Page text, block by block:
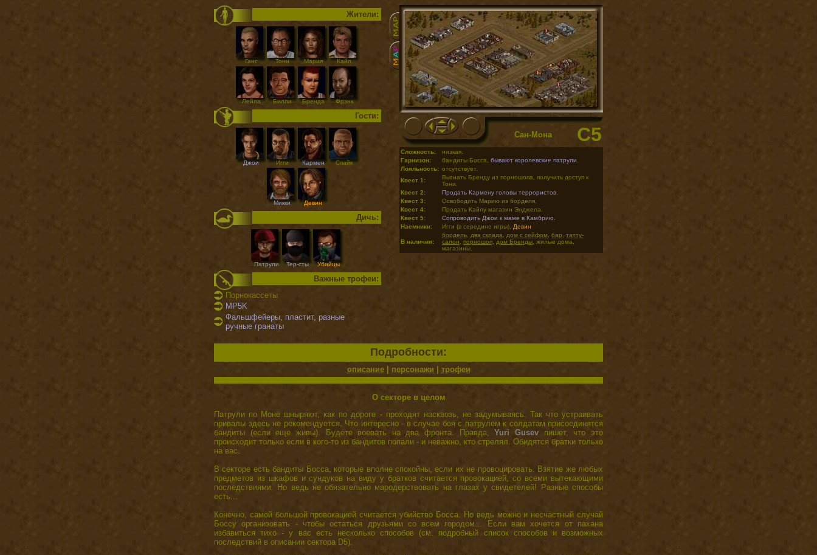
Жители:
Ганс Тони Мария Кайл
Лейла Билли Бренда Фрэнк
Гости:
Джои Игги Кармен Спайк
Микки Девин
Дичь:
Патрули Тер-сты Убийцы
Важные трофеи:
Порнокассеты
MP5K
Фальшфейеры, пластит, разные
ручные гранаты
Сан-Мона C5
Сложность:
низкая.
Гарнизон:
бандиты Босса, бывают королевские патрули
Лояльность: отсутствует.
Квест 1:
Выгнать Бренду из порношопа, получить доступ к
Тони.
Квест 2:
Продать Кармену головы террористов.
Квест 3:
Освободить Марию из борделя.
Квест 4:
Продать Кайлу магазин Энджела.
Квест 5:
Сопроводить Джои к маме в Камбрию.
Наемники:
Игги (в середине игры), Девин
В наличии:
бордель два склада дом с сейфом бар
татту-
салон
порношоп дом Бренды , жилые дома,
магазины.
Подробности:
описание| персонажи трофеи
О секторе в целом
Патрули по Моне шныряют, как по дороге - проходят насквозь, не задумываясь. Так что устраивать
привалы здесь не рекомендуется. Что интересно - в случае боя с патрулем к солдатам присоединятся
бандиты (если еще живы). Будете воевать на два фронта. Правда,Yuri Gusev пишет, что это
происходит только если в кого-то из бандитов попали - и неважно, кто стрелял. Обидятся братки только
на вас.
В секторе есть бандиты Босса, которые вполне спокойны, если их не провоцировать. Взятие же любых
предметов из шкафов и сундуков на виду у братков считается провокацией, со всеми вытекающими
последствиями. Но ведь не обязательно мародерствовать на глазах у свидетелей! Разные способы
есть...
Конечно, самой большой провокацией считается убийство Босса. Но ведь можно и несчастный случай
Боссу организовать - чтобы остаться друзьями со всем городом... Если вам хочется от пахана
избавиться тихо - у вас есть несколько способов (см. подробный список способов и возможных
последствий в описании сектора D5).